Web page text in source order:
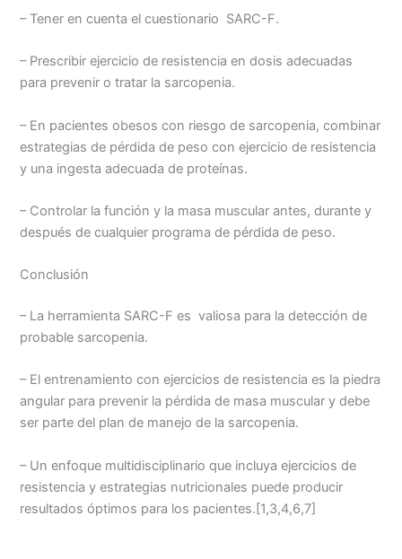
– Tener en cuenta el cuestionario SARC-F.
– Prescribir ejercicio de resistencia en dosis adecuadas
para prevenir o tratar la sarcopenia.
– En pacientes obesos con riesgo de sarcopenia, combinar
estrategias de pérdida de peso con ejercicio de resistencia
y una ingesta adecuada de proteínas.
– Controlar la función y la masa muscular antes, durante y
después de cualquier programa de pérdida de peso.
Conclusión
– La herramienta SARC-F es valiosa para la detección de
probable sarcopenia.
– El entrenamiento con ejercicios de resistencia es la piedra
angular para prevenir la pérdida de masa muscular y debe
ser parte del plan de manejo de la sarcopenia.
– Un enfoque multidisciplinario que incluya ejercicios de
resistencia y estrategias nutricionales puede producir
resultados óptimos para los pacientes.[1,3,4,6,7]